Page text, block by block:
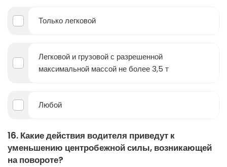
Только легковой
Легковой и грузовой с разрешенной
максимальной массой не более 3,5 т
Любой
16. Какие действия водителя приведут к
уменьшению центробежной силы, возникающей
на повороте?